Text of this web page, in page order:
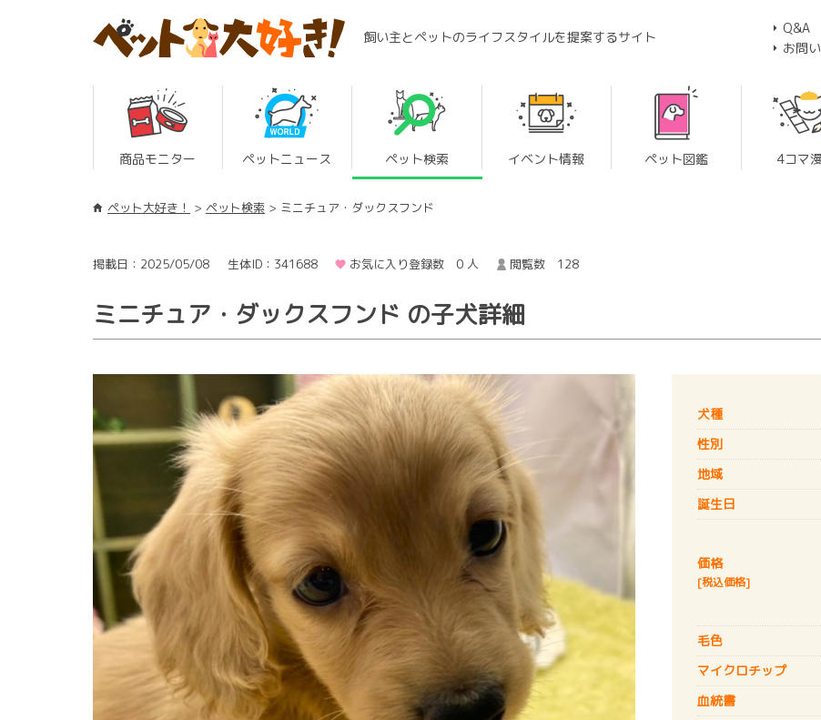
飼い主とペットのライフスタイルを提案するサイト
Q&A
お問
商品モニター ペットニュース ペット検索 イベント情報 ペット図鑑 4コマ
ペット大好き！ ペット検索 ミニチュア・ダックスフンド
掲載日：2025/05/08 生体ID：341688 お気に入り登録数 0 人 閲覧数 128
ミニチュア・ダックスフンド の子犬詳細
犬種
性別
地域
誕生日
価格
[税込価格]
毛色
マイクロチップ
血統書